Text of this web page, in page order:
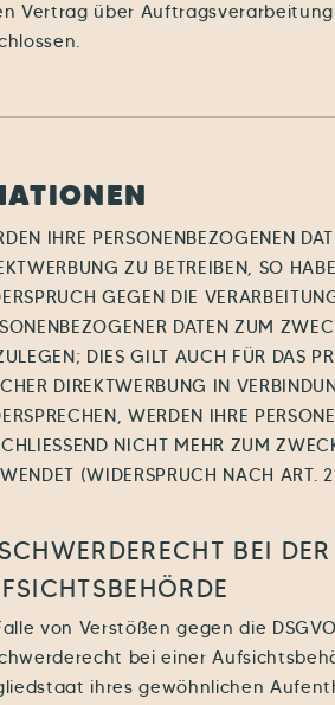
Vertrag über
IHRE PERSONENBEZOGENEN
ZU BETREIBEN, SO
GEGEN DIE
DATEN ZUM
DIES GILT AUCH FÜR DAS
DIREKTWERBUNG IN
WERDEN IHRE
NICHT MEHR ZUM
(WIDERSPRUCH NACH ART.
BEI
von Verstößen gegen die
bei einer
ihres gewöhnlichen